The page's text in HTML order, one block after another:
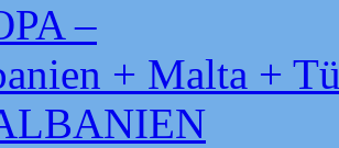
–
+ Malta +